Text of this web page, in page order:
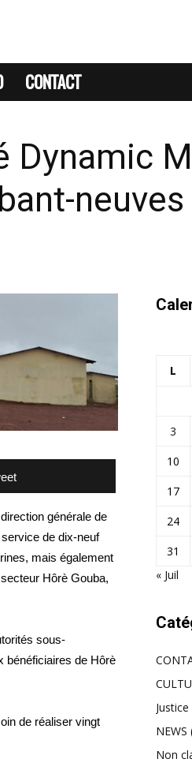
CONTACT
Dynamic
générale de
de dix-neuf
mais également
Hôrè Gouba,
sous-
bénéficiaires de Hôrè
de réaliser vingt
L
3
10
17
24
31
« Juil
Justice
NEWS
Non